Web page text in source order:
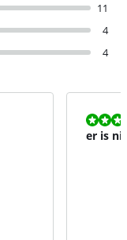
11
4
4
er is